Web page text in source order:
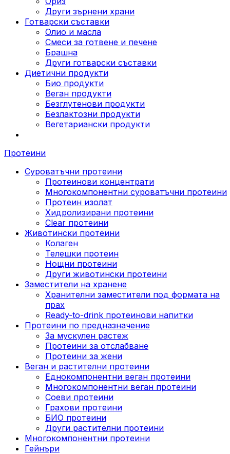
Други зърнени храни
Готварски съставки
Олио и масла
Смеси за готвене и печене
Брашна
Други готварски съставки
Диетични продукти
Био продукти
Веган продукти
Безглутенови продукти
Безлактозни продукти
Вегетариански продукти
Протеини
Суроватъчни протеини
Протеинови концентрати
Многокомпонентни суроватъчни протеини
Протеин изолат
Хидролизирани протеини
Clear протеини
Животински протеини
Колаген
Телешки протеин
Нощни протеини
Други животински протеини
Заместители на хранене
Хранителни заместители под формата на
прах
Ready-to-drink протеинови напитки
Протеини по предназначение
За мускулен растеж
Протеини за отслабване
Протеини за жени
Веган и растителни протеини
Еднокомпонентни веган протеини
Многокомпонентни веган протеини
Соеви протеини
Грахови протеини
БИО протеини
Други растителни протеини
Многокомпонентни протеини
Гейнъри